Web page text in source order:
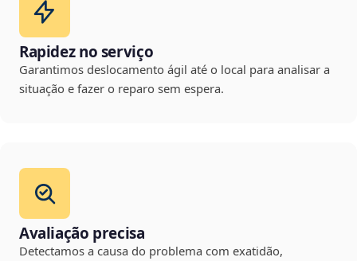
Rapidez no serviço
Garantimos deslocamento ágil até o local para analisar a
situação e fazer o reparo sem espera.
Avaliação precisa
Detectamos a causa do problema com exatidão,